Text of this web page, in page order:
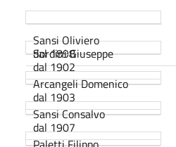
Sansi Oliviero
dal 1898
Sordini Giuseppe
dal 1902
Arcangeli Domenico
dal 1903
Sansi Consalvo
dal 1907